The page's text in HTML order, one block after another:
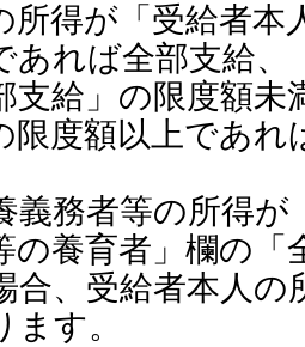
得が「受給者本
あれば全部支給、
支給」の限度額
限度額以上であ
務者等の所得が
の養育者」欄の「
合、受給者本人
す。